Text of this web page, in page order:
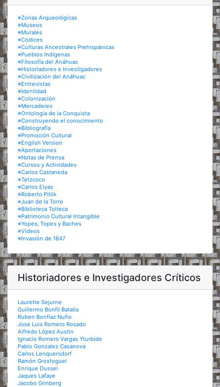
※Zonas Arqueológicas
※Museos
※Murales
※Códices
※Culturas Ancestrales Prehispánicas
※Pueblos Indígenas
※Filosofía del Anáhuac
※Historiadores e Investigadores
※Civilización del Anáhuac
※Entrevistas
※Identidad
※Colonización
※Mercaderes
※Ontología de la Conquista
※Construyendo el conocimiento
※Bibliografía
※Promoción Cultural
※English Version
※Aportaciones
※Notas de Prensa
※Cursos y Actividades
※Carlos Castaneda
※Tetzcoco
※Carlos Elyas
※Roberto Pitlik
※Juan de la Torre
※Biblioteca Tolteca
※Patrimonio Cultural Intangible
※Yopes, Topes y Baches
※Videos
※Invasión de 1847
Historiadores e Investigadores Críticos
Laurette Sejurne
Guillermo Bonfil Batalla
Ruben Bonfiaz Nuño
Jose Luis Romero Rosado
Alfredo López Austin
Ignacio Romero Vargas Yturbide
Pablo Gonzalez Casanova
Carlos Lenquersdorf
Ramón Grosfoguel
Enrique Dussel
Jaques Lafaye
Jacobo Grinberg